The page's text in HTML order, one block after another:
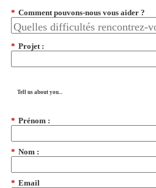
* Comment pouvons-nous vous aider ?
* Projet :
Tell us about you...
* Prénom :
* Nom :
* Email